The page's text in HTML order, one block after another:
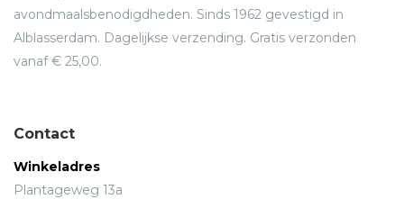
avondmaalsbenodigdheden. Sinds 1962 gevestigd in
Alblasserdam. Dagelijkse verzending. Gratis verzonden
vanaf € 25,00.
Contact
Winkeladres
Plantageweg 13a